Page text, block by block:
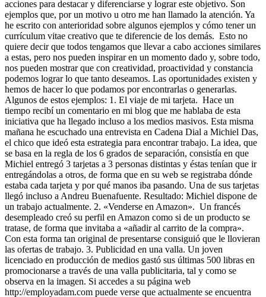
acciones para destacar y diferenciarse y lograr este objetivo. Son
ejemplos que, por un motivo u otro me han llamado la atención. Ya
he escrito con anterioridad sobre algunos ejemplos y cómo tener un
currículum vitae creativo que te diferencie de los demás. Esto no
quiere decir que todos tengamos que llevar a cabo acciones similares
a estas, pero nos pueden inspirar en un momento dado y, sobre todo,
nos pueden mostrar que con creatividad, proactividad y constancia
podemos lograr lo que tanto deseamos. Las oportunidades existen y
hemos de hacer lo que podamos por encontrarlas o generarlas.
Algunos de estos ejemplos: 1. El viaje de mi tarjeta. Hace un
tiempo recibí un comentario en mi blog que me hablaba de esta
iniciativa que ha llegado incluso a los medios masivos. Esta misma
mañana he escuchado una entrevista en Cadena Dial a Michiel Das,
el chico que ideó esta estrategia para encontrar trabajo. La idea, que
se basa en la regla de los 6 grados de separación, consistía en que
Michiel entregó 3 tarjetas a 3 personas distintas y éstas tenían que ir
entregándolas a otros, de forma que en su web se registraba dónde
estaba cada tarjeta y por qué manos iba pasando. Una de sus tarjetas
llegó incluso a Andreu Buenafuente. Resultado: Michiel dispone de
un trabajo actualmente. 2. «Venderse en Amazon». Un francés
desempleado creó su perfil en Amazon como si de un producto se
tratase, de forma que invitaba a «añadir al carrito de la compra».
Con esta forma tan original de presentarse consiguió que le llovieran
las ofertas de trabajo. 3. Publicidad en una valla. Un joven
licenciado en producción de medios gastó sus últimas 500 libras en
promocionarse a través de una valla publicitaria, tal y como se
observa en la imagen. Si accedes a su página web
http://employadam.com puede verse que actualmente se encuentra